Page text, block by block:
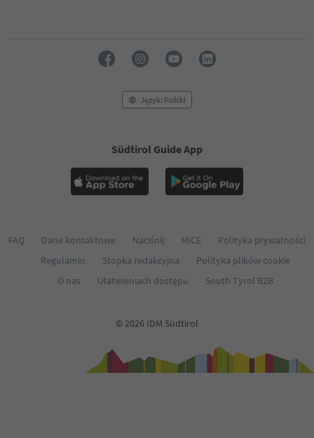
Język: Polski
Südtirol Guide App
FAQ Dane kontaktowe Naciśnij MICE
Polityka prywatności
Regulamin
Stopka redakcyjna
Polityka plików cookie
O nas
Ułatwieniach dostępu South Tyrol B2B
© 2026 IDM Südtirol